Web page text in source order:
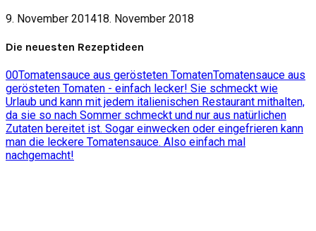
9. November 201418. November 2018
Die neuesten Rezeptideen
00Tomatensauce aus gerösteten TomatenTomatensauce aus
gerösteten Tomaten - einfach lecker! Sie schmeckt wie
Urlaub und kann mit jedem italienischen Restaurant mithalten,
da sie so nach Sommer schmeckt und nur aus natürlichen
Zutaten bereitet ist. Sogar einwecken oder eingefrieren kann
man die leckere Tomatensauce. Also einfach mal
nachgemacht!